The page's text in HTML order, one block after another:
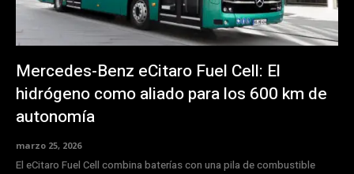
Mercedes-Benz eCitaro Fuel Cell: El
hidrógeno como aliado para los 600 km de
autonomía
marzo 25, 2026
El eCitaro Fuel Cell combina baterías con una pila de combustible